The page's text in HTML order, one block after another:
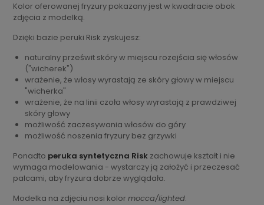
Kolor oferowanej fryzury pokazany jest w kwadracie obok
zdjęcia z modelką.
Dzięki bazie peruki Risk zyskujesz:
naturalny prześwit skóry w miejscu rozejścia się włosów
("wicherek")
wrażenie, że włosy wyrastają ze skóry głowy w miejscu
"wicherka"
wrażenie, że na linii czoła włosy wyrastają z prawdziwej
skóry głowy
możliwość zaczesywania włosów do góry
możliwość noszenia fryzury bez grzywki
Ponadto peruka syntetyczna Risk zachowuje kształt i nie
wymaga modelowania - wystarczy ją założyć i przeczesać
palcami, aby fryzura dobrze wyglądała.
Modelka na zdjęciu nosi kolor mocca/lighted.